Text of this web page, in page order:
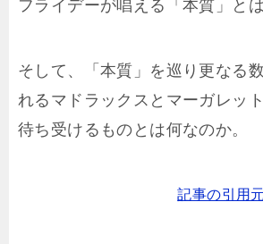
フライデーが唱える「本質」とは
そして、「本質」を巡り更なる
れるマドラックスとマーガレッ
待ち受けるものとは何なのか。
記事の引用